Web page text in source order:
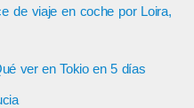
de viaje en coche por Loira,
ver en Tokio en 5 días